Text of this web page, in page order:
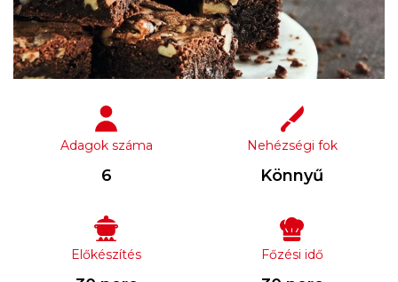
Adagok száma
6
Nehézségi fok
Könnyű
Előkészítés Főzési idő